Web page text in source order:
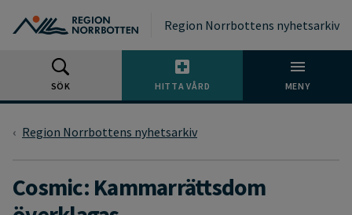
Region Norrbottens nyhetsarkiv
SÖK HITTA VÅRD MENY
Region Norrbottens nyhetsarkiv
Cosmic: Kammarrättsdom